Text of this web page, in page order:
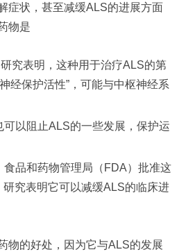
症状，甚至减缓ALS的进展方面
物是
究表明，这种用于治疗ALS的第
经保护活性”，可能与中枢神经系
以阻止ALS的一些发展，保护运
品和药物管理局（FDA）批准这
究表明它可以减缓ALS的临床进
物的好处，因为它与ALS的发展